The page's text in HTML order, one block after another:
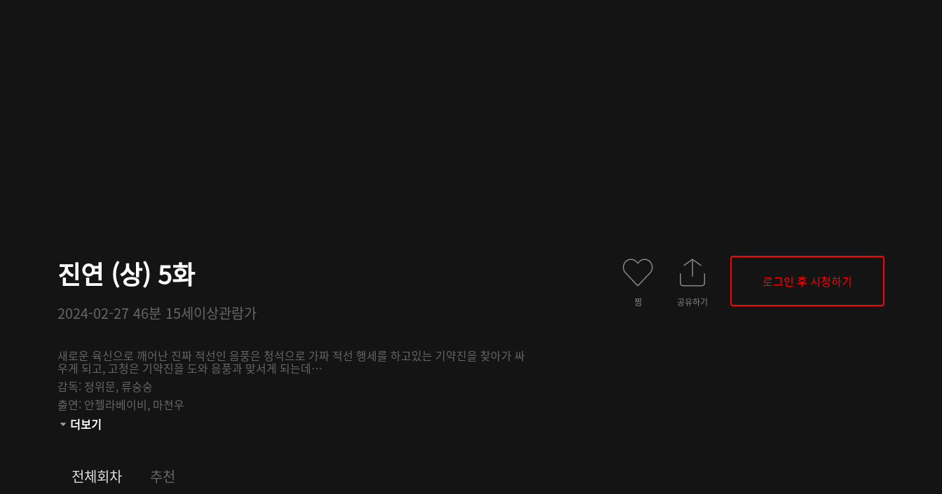
진연 (상) 5화
2024-02-27 46분 15세이상관람가
새로운 육신으로 깨어난 진짜 적선인 음풍은 청석으로 가짜 적선 행세를 하고있는 기약진을 찾아가 싸
우게 되고, 고청은 기약진을 도와 음풍과 맞서게 되는데…
감독: 정위문, 류숭숭
출연: 안젤라베이비, 마천우
관람등급:
더보기
찜 공유하기
로그인 후 시청하기
전체회차 추천